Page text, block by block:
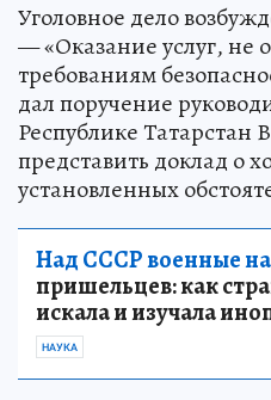
Уголовное дело
— «Оказание услуг, не
требованиям
дал поручение
Республике
представить доклад о
установленных
Над СССР военные
пришельцев: как
искала и изучала
НАУКА